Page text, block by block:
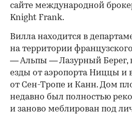
сайте международной
Knight Frank.
Вилла находится в
на территории
— Альпы — Лазурный Берег,
езды от аэропорта Ниццы и
от Сен-Тропе и Канн. Дом
недавно был полностью
и заново меблирован под